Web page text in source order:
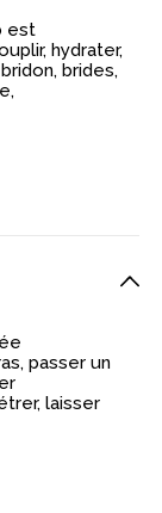
est
hydrater,
brides,
passer un
laisser